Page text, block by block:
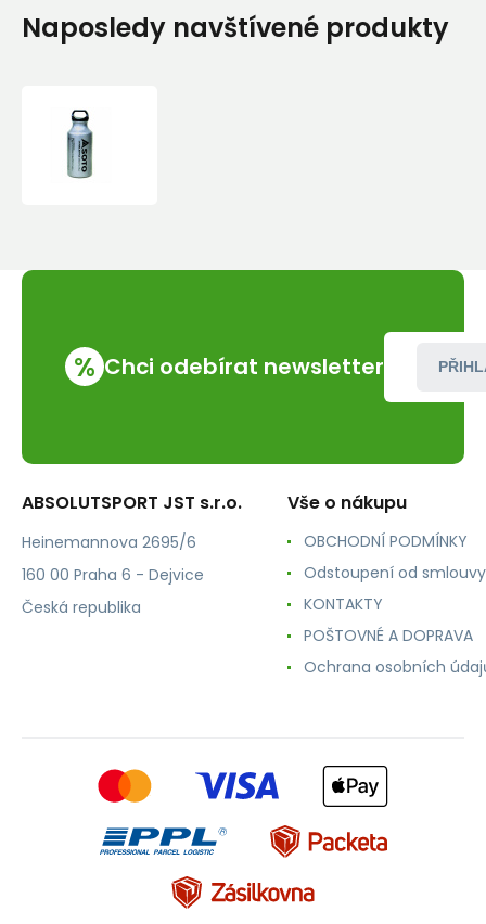
Naposledy navštívené produkty
ml.
% Chci odebírat newsletter
ABSOLUTSPORT JST s.r.o.
Heinemannova 2695/6
160 00 Praha 6 - Dejvice
Česká republika
Vše o nákupu
OBCHODNÍ PODMÍNKY
Odstoupení od smlouvy
KONTAKTY
POŠTOVNÉ A DOPRAVA
Ochrana osobních